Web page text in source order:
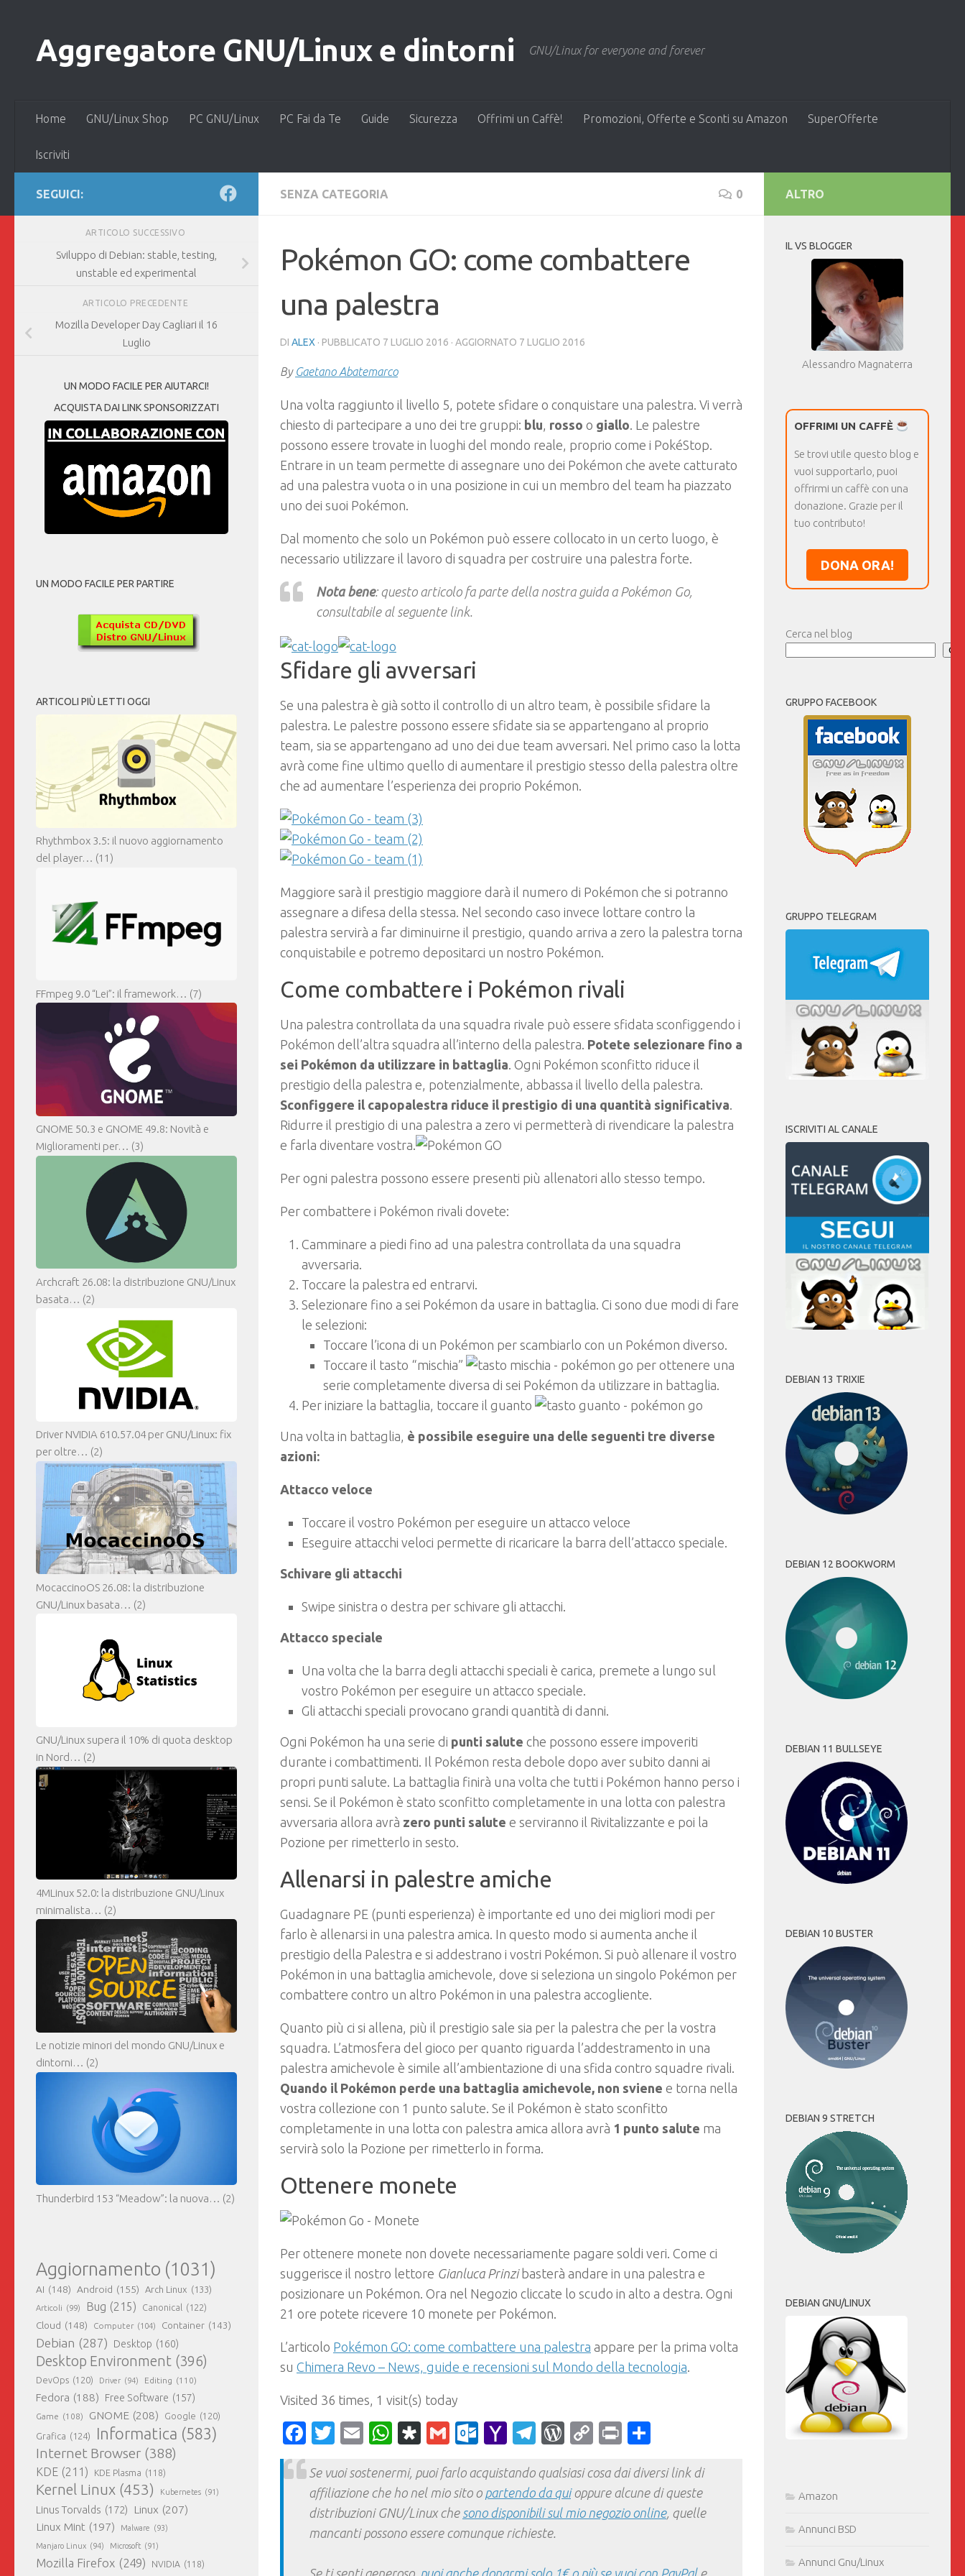
Aggregatore GNU/Linux e dintorni GNU/Linux for everyone and forever
Home GNU/Linux Shop PC GNU/Linux PC Fai da Te Guide Sicurezza Offrimi un Caffè! Promozioni, Offerte e Sconti su Amazon SuperOfferte
Iscriviti
SENZA CATEGORIA 0
Pokémon GO: come combattere
una palestra
DI ALEX · PUBBLICATO 7 LUGLIO 2016 · AGGIORNATO 7 LUGLIO 2016
By Gaetano Abatemarco
Una volta raggiunto il livello 5, potete sfidare o conquistare una palestra. Vi verrà
chiesto di partecipare a uno dei tre gruppi: blu, rosso o giallo. Le palestre
possono essere trovate in luoghi del mondo reale, proprio come i PokéStop.
Entrare in un team permette di assegnare uno dei Pokémon che avete catturato
ad una palestra vuota o in una posizione in cui un membro del team ha piazzato
uno dei suoi Pokémon.
Dal momento che solo un Pokémon può essere collocato in un certo luogo, è
necessario utilizzare il lavoro di squadra per costruire una palestra forte.
Nota bene: questo articolo fa parte della nostra guida a Pokémon Go,
consultabile al seguente link.
Sfidare gli avversari
Se una palestra è già sotto il controllo di un altro team, è possibile sfidare la
palestra. Le palestre possono essere sfidate sia se appartengano al proprio
team, sia se appartengano ad uno dei due team avversari. Nel primo caso la lotta
avrà come fine ultimo quello di aumentare il prestigio stesso della palestra oltre
che ad aumentare l’esperienza dei proprio Pokémon.
Maggiore sarà il prestigio maggiore darà il numero di Pokémon che si potranno
assegnare a difesa della stessa. Nel secondo caso invece lottare contro la
palestra servirà a far diminuirne il prestigio, quando arriva a zero la palestra torna
conquistabile e potremo depositarci un nostro Pokémon.
Come combattere i Pokémon rivali
Una palestra controllata da una squadra rivale può essere sfidata sconfiggendo i
Pokémon dell’altra squadra all’interno della palestra. Potete selezionare fino a
sei Pokémon da utilizzare in battaglia. Ogni Pokémon sconfitto riduce il
prestigio della palestra e, potenzialmente, abbassa il livello della palestra.
Sconfiggere il capopalestra riduce il prestigio di una quantità significativa.
Ridurre il prestigio di una palestra a zero vi permetterà di rivendicare la palestra
e farla diventare vostra.
Per ogni palestra possono essere presenti più allenatori allo stesso tempo.
Per combattere i Pokémon rivali dovete:
Camminare a piedi fino ad una palestra controllata da una squadra
avversaria.
Toccare la palestra ed entrarvi.
Selezionare fino a sei Pokémon da usare in battaglia. Ci sono due modi di fare
le selezioni:
Toccare l’icona di un Pokémon per scambiarlo con un Pokémon diverso.
Toccare il tasto “mischia”
per ottenere una
serie completamente diversa di sei Pokémon da utilizzare in battaglia.
Per iniziare la battaglia, toccare il guanto
Una volta in battaglia, è possibile eseguire una delle seguenti tre diverse
azioni:
Attacco veloce
Toccare il vostro Pokémon per eseguire un attacco veloce
Eseguire attacchi veloci permette di ricaricare la barra dell’attacco speciale.
Schivare gli attacchi
Swipe sinistra o destra per schivare gli attacchi.
Attacco speciale
Una volta che la barra degli attacchi speciali è carica, premete a lungo sul
vostro Pokémon per eseguire un attacco speciale.
Gli attacchi speciali provocano grandi quantità di danni.
Ogni Pokémon ha una serie di punti salute che possono essere impoveriti
durante i combattimenti. Il Pokémon resta debole dopo aver subito danni ai
propri punti salute. La battaglia finirà una volta che tutti i Pokémon hanno perso i
sensi. Se il Pokémon è stato sconfitto completamente in una lotta con palestra
avversaria allora avrà zero punti salute e serviranno il Rivitalizzante e poi la
Pozione per rimetterlo in sesto.
Allenarsi in palestre amiche
Guadagnare PE (punti esperienza) è importante ed uno dei migliori modi per
farlo è allenarsi in una palestra amica. In questo modo si aumenta anche il
prestigio della Palestra e si addestrano i vostri Pokémon. Si può allenare il vostro
Pokémon in una battaglia amichevole, dove si seleziona un singolo Pokémon per
combattere contro un altro Pokémon in una palestra accogliente.
Quanto più ci si allena, più il prestigio sale sia per la palestra che per la vostra
squadra. L’atmosfera del gioco per quanto riguarda l’addestramento in una
palestra amichevole è simile all’ambientazione di una sfida contro squadre rivali.
Quando il Pokémon perde una battaglia amichevole, non sviene e torna nella
vostra collezione con 1 punto salute. Se il Pokémon è stato sconfitto
completamente in una lotta con palestra amica allora avrà 1 punto salute ma
servirà solo la Pozione per rimetterlo in forma.
Ottenere monete
Per ottenere monete non dovete necessariamente pagare soldi veri. Come ci
suggerisce il nostro lettore Gianluca Prinzi basterà andare in una palestra e
posizionare un Pokémon. Ora nel Negozio cliccate lo scudo in alto a destra. Ogni
21 ore potete ricevere 10 monete per Pokémon.
L’articolo Pokémon GO: come combattere una palestra appare per la prima volta
su Chimera Revo – News, guide e recensioni sul Mondo della tecnologia.
Visited 36 times, 1 visit(s) today
Facebook
Twitter
EmailWhatsApp
Diaspora
GmailOutlook.com
YahooTelegram
WordPress
CopyPrint
Se vuoi sostenermi, puoi farlo acquistando qualsiasi cosa dai diversi link di
affiliazione che ho nel mio sito o partendo da quioppure alcune di queste
distribuzioni GNU/Linux che sono disponibili sul mio negozio online, quelle
mancanti possono essere comunque richieste.
SEGUICI:
ARTICOLO SUCCESSIVO
Sviluppo di Debian: stable, testing,
unstable ed experimental
ARTICOLO PRECEDENTE
Mozilla Developer Day Cagliari il 16
Luglio
UN MODO FACILE PER AIUTARCI!
ACQUISTA DAI LINK SPONSORIZZATI
UN MODO FACILE PER PARTIRE
ARTICOLI PIÙ LETTI OGGI
Rhythmbox 3.5: il nuovo aggiornamento
del player… (11)
FFmpeg 9.0 “Lei”: il framework… (7)
GNOME 50.3 e GNOME 49.8: Novità e
Miglioramenti per… (3)
Archcraft 26.08: la distribuzione GNU/Linux
basata… (2)
Driver NVIDIA 610.57.04 per GNU/Linux: fix
per oltre… (2)
MocaccinoOS 26.08: la distribuzione
GNU/Linux basata… (2)
GNU/Linux supera il 10% di quota desktop
in Nord… (2)
4MLinux 52.0: la distribuzione GNU/Linux
minimalista… (2)
Le notizie minori del mondo GNU/Linux e
dintorni… (2)
Thunderbird 153 “Meadow”: la nuova… (2)
Aggiornamento (1031)
AI (148) Android (155) Arch Linux (133)
Articoli (99) Bug (215) Canonical (122)
Cloud (148) Computer (104) Container (143)
Debian (287) Desktop (160)
Desktop Environment (396)
DevOps (120) Driver (94) Editing (110)
Fedora (188) Free Software (157)
Game (108) GNOME (208) Google (120)
Grafica (124) Informatica (583)
Internet Browser (388)
KDE (211) KDE Plasma (118)
Kernel Linux (453) Kubernetes (91)
Linus Torvalds (172) Linux (207)
Linux Mint (197) Malware (93)
Manjaro Linux (94) Microsoft (91)
Mozilla Firefox (249) NVIDIA (118)
ALTRO
IL VS BLOGGER
Alessandro Magnaterra
OFFRIMI UN CAFFÈ
Se trovi utile questo blog e
vuoi supportarlo, puoi
offrirmi un caffè con una
donazione. Grazie per il
tuo contributo!
DONA ORA!
Cerca nel blog
GRUPPO FACEBOOK
GRUPPO TELEGRAM
ISCRIVITI AL CANALE
DEBIAN 13 TRIXIE
DEBIAN 12 BOOKWORM
DEBIAN 11 BULLSEYE
DEBIAN 10 BUSTER
DEBIAN 9 STRETCH
DEBIAN GNU/LINUX
Amazon
Annunci BSD
Annunci Gnu/Linux